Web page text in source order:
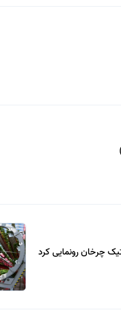
چرخان رونمایی کرد